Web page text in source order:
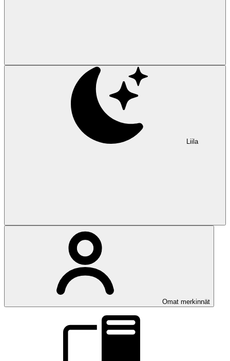
Liila
Omat merkinnät